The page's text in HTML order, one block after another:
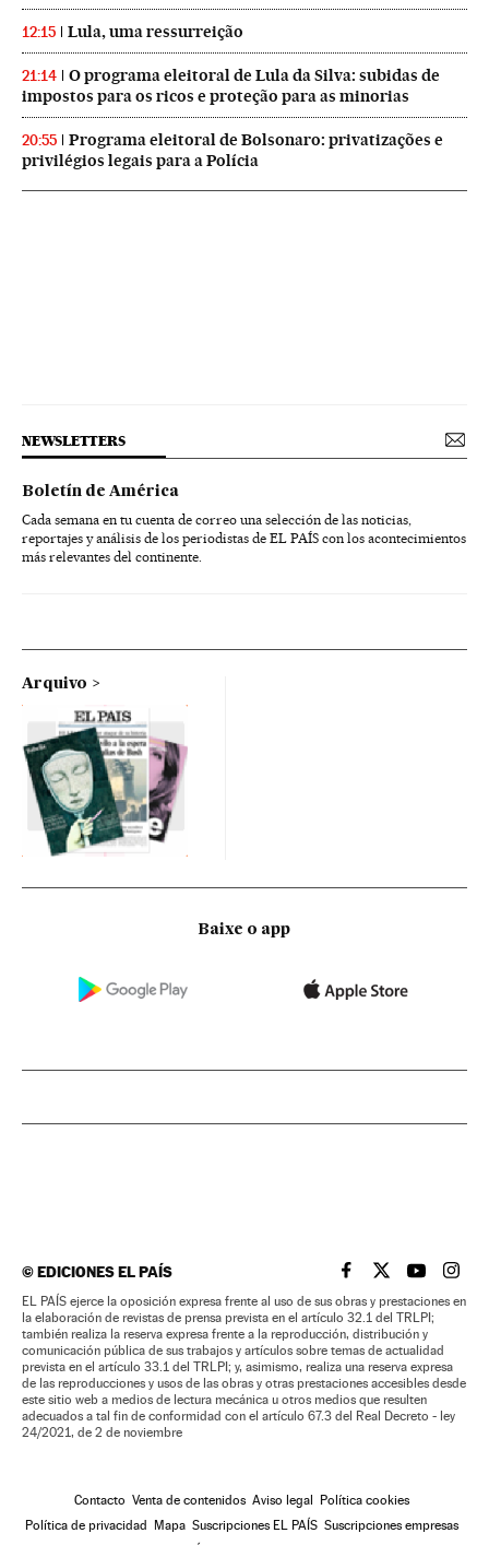
12:15 Lula, uma ressurreição
21:14
O programa eleitoral de Lula da Silva: subidas de
impostos para os ricos e proteção para as minorias
20:55
Programa eleitoral de Bolsonaro: privatizações e
privilégios legais para a Polícia
NEWSLETTERS
Boletín de América
Cada semana en tu cuenta de correo una selección de las noticias,
reportajes y análisis de los periodistas de EL PAÍS con los acontecimientos
más relevantes del continente.
Arquivo
Baixe o app
©EDICIONES EL PAÍS EL PAÍS BRASIL EN
EL PAÍSEL PAÍS
EL
EL PAÍS ejerce la oposición expresa frente al uso de sus obras y prestaciones en
la elaboración de revistas de prensa prevista en el artículo 32.1 del TRLPI;
también realiza la reserva expresa frente a la reproducción, distribución y
comunicación pública de sus trabajos y artículos sobre temas de actualidad
prevista en el artículo 33.1 del TRLPI; y, asimismo, realiza una reserva expresa
de las reproducciones y usos de las obras y otras prestaciones accesibles desde
este sitio web a medios de lectura mecánica u otros medios que resulten
adecuados a tal fin de conformidad con el artículo 67.3 del Real Decreto - ley
24/2021, de 2 de noviembre
Contacto Venta de contenidos Aviso legal
Política cookies
Política de privacidad
Mapa Suscripciones EL PAÍS Suscripciones empresas